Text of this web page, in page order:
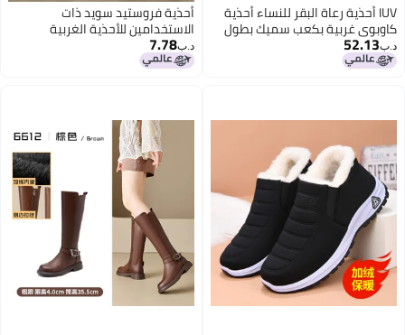
IUV أحذية رعاة البقر للنساء أحذية
كاوبوي غربية بكعب سميك بطول
منتصف الساق وأصابع مدببة، أحمر/
بني، 6
د.ب‏52.13
أحذية فروستيد سويد ذات
الاستخدامين للأحذية الغربية
برميل طويل أحذية فارس
د.ب‏7.78